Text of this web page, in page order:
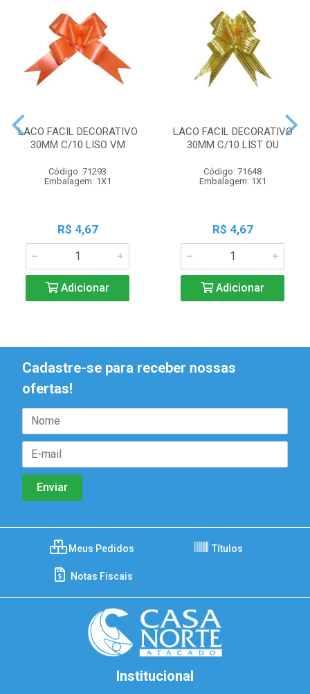
LACO FACIL DECORATIVO
30MM C/10 LISO VM
Código: 71293
Embalagem: 1X1
R$ 4,67
Adicionar
LACO FACIL DECORATIVO
30MM C/10 LIST OU
Código: 71648
Embalagem: 1X1
R$ 4,67
Adicionar
Cadastre-se para receber nossas
ofertas!
Meus Pedidos Títulos
Notas Fiscais
Institucional